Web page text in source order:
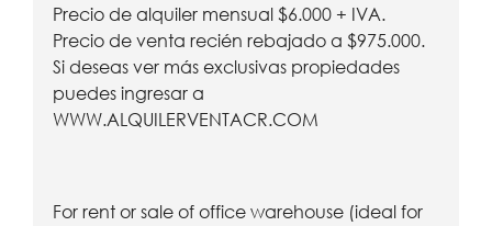
Precio de alquiler mensual $6.000 + IVA.
Precio de venta recién rebajado a $975.000.
Si deseas ver más exclusivas propiedades
puedes ingresar a
WWW.ALQUILERVENTACR.COM
For rent or sale of office warehouse (ideal for